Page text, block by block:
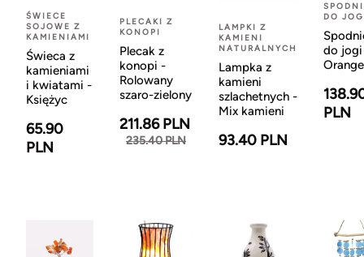
ŚWIECE
SOJOWE Z
KAMIENIAMI
Świeca z
kamieniami
i kwiatami -
Księżyc
65.90
PLN
PLECAKI Z
KONOPI
Plecak z
konopi -
Rolowany
szaro-zielony
211.86 PLN
235.40 PLN
LAMPKI Z
KAMIENI
NATURALNYCH
Lampka z
kamieni
szlachetnych -
Mix kamieni
93.40 PLN
DO
do
Orange
PLN